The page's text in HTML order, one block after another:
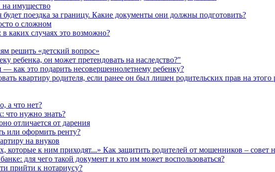
на имущество
поездка за границу. Какие документы они должны подготовить?
о сложном
каких случаях это возможно?
решить «детский вопрос»
ребенка, он может претендовать на наследство?"
— как это подарить несовершеннолетнему ребенку?
квартиру родителя, если ранее он был лишен родительских прав на этого
а что нет?
что нужно знать?
отличается от дарения
или оформить ренту?
на внуков
которые к ним приходят...» Как защитить родителей от мошенников – совет
для чего такой документ и кто им может воспользоваться?
прийти к нотариусу?